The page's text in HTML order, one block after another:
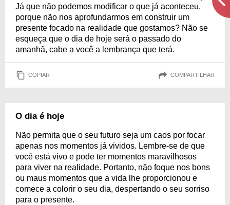
Já que não podemos modificar o que já aconteceu,
porque não nos aprofundarmos em construir um
presente focado na realidade que gostamos? Não se
esqueça que o dia de hoje será o passado do
amanhã, cabe a você a lembrança que terá.
COPIAR COMPARTILHAR
O dia é hoje
Não permita que o seu futuro seja um caos por focar
apenas nos momentos já vividos. Lembre-se de que
você está vivo e pode ter momentos maravilhosos
para viver na realidade. Portanto, não foque nos bons
ou maus momentos que a vida lhe proporcionou e
comece a colorir o seu dia, despertando o seu sorriso
para o presente.